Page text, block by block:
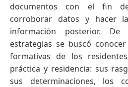
documentos con el fin
corroborar datos y hacer
información posterior.
estrategias se buscó
formativas de los
práctica y residencia: sus
sus determinaciones, los